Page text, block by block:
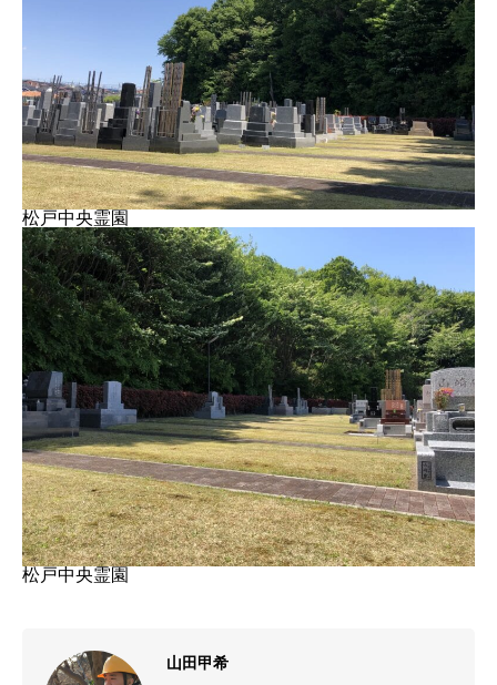
松戸中央霊園
松戸中央霊園
山田甲希